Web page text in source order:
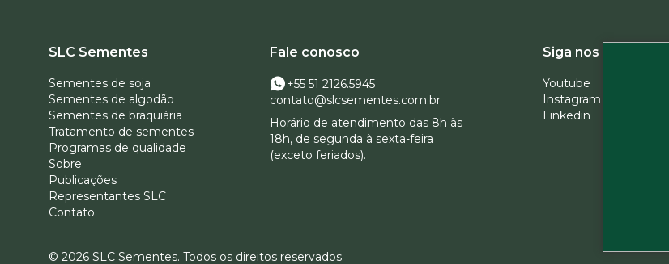
SLC Sementes
Sementes de soja
Sementes de algodão
Sementes de braquiária
Tratamento de sementes
Programas de qualidade
Sobre
Publicações
Representantes SLC
Contato
Fale conosco
+55 51 2126.5945
contato@slcsementes.com.br
Horário de atendimento das 8h às
18h, de segunda à sexta-feira
(exceto feriados).
Siga nos
Youtube
Instagram
Linkedin
© 2026 SLC Sementes. Todos os direitos reservados